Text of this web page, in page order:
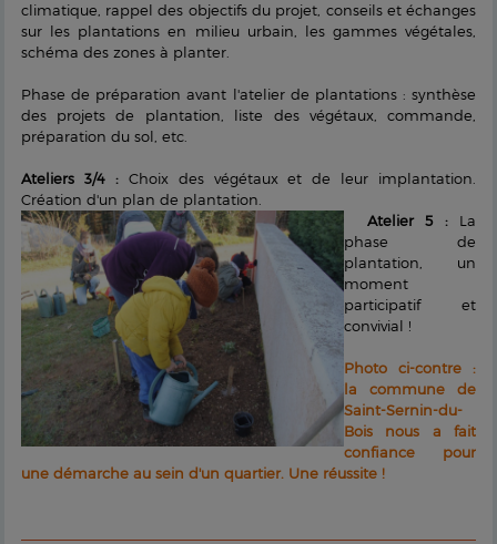
climatique, rappel des objectifs du projet, conseils et échanges
sur les plantations en milieu urbain, les gammes végétales,
schéma des zones à planter.
Phase de préparation avant l'atelier de plantations : synthèse
des projets de plantation, liste des végétaux, commande,
préparation du sol, etc.
Ateliers 3/4 : Choix des végétaux et de leur implantation.
Création d'un plan de plantation.
Atelier 5 : La
phase de
plantation, un
moment
participatif et
convivial !
Photo ci-contre :
la commune de
Saint-Sernin-du-
Bois nous a fait
confiance pour
une démarche au sein d'un quartier. Une réussite !